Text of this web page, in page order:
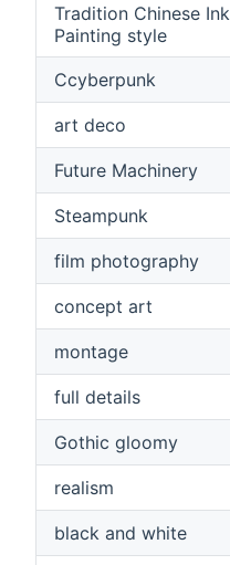
Tradition Chinese Ink
Painting style
Ccyberpunk
art deco
Future Machinery
Steampunk
film photography
concept art
montage
full details
Gothic gloomy
realism
black and white